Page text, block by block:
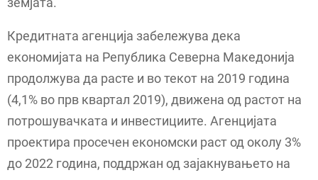
Кредитната агенција забележува дека
економијата на Република Северна Македонија
продолжува да расте и во текот на 2019 година
(4,1% во прв квартал 2019), движена од растот на
потрошувачката и инвестициите. Агенцијата
проектира просечeн економски раст од околу 3%
до 2022 година, поддржан од зајакнувањето на